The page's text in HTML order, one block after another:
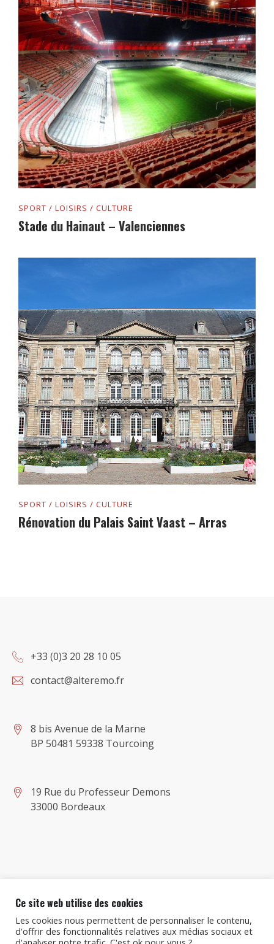
SPORT / LOISIRS / CULTURE
Stade du Hainaut – Valenciennes
SPORT / LOISIRS / CULTURE
Rénovation du Palais Saint Vaast – Arras
+33 (0)3 20 28 10 05
contact@alteremo.fr
8 bis Avenue de la Marne
BP 50481 59338 Tourcoing
19 Rue du Professeur Demons
33000 Bordeaux
Copyright © 2021Alter Emo , Tous droits réservés.
Ce site web utilise des cookies
Les cookies nous permettent de personnaliser le contenu,
d'offrir des fonctionnalités relatives aux médias sociaux et